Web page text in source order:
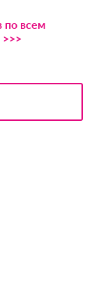
по всем